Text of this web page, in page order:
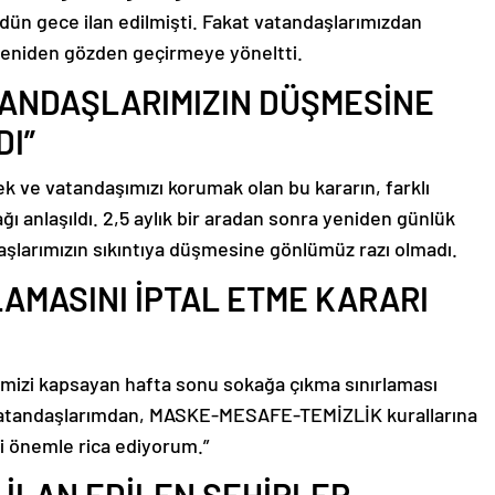
gece ilan edilmişti. Fakat vatandaşlarımızdan
gözden geçirmeye yöneltti.
DÜŞMESİNE
ve vatandaşımızı korumak olan bu kararın, farklı
anlaşıldı. 2,5 aylık bir aradan sonra yeniden günlük
sıkıntıya düşmesine gönlümüz razı olmadı.
İPTAL ETME KARARI
kapsayan hafta sonu sokağa çıkma sınırlaması
MASKE-MESAFE-TEMİZLİK kurallarına
rica ediyorum.”